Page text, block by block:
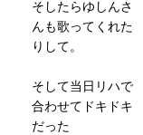
そしたらゆしんさ
んも歌ってくれた
りして。
そして当日リハで
合わせてドキドキ
だった